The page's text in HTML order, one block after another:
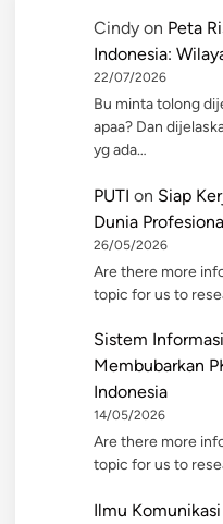
Cindy on Peta
Indonesia:
22/07/2026
Bu minta tolong
apaa? Dan
yg ada…
PUTI on Siap
Dunia
26/05/2026
Are there more
topic for us to
Sistem Informasi
Membubarkan
Indonesia
14/05/2026
Are there more
topic for us to
Ilmu Komunikasi